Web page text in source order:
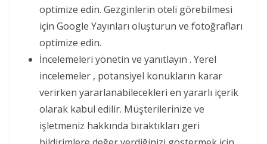
optimize edin. Gezginlerin oteli görebilmesi
için Google Yayınları oluşturun ve fotoğrafları
optimize edin.
İncelemeleri yönetin ve yanıtlayın . Yerel
incelemeler , potansiyel konukların karar
verirken yararlanabilecekleri en yararlı içerik
olarak kabul edilir. Müşterilerinize ve
işletmeniz hakkında bıraktıkları geri